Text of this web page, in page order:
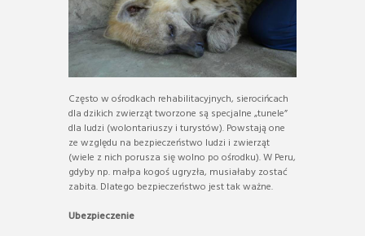
Często w ośrodkach rehabilitacyjnych, sierocińcach
dla dzikich zwierząt tworzone są specjalne „tunele”
dla ludzi (wolontariuszy i turystów). Powstają one
ze względu na bezpieczeństwo ludzi i zwierząt
(wiele z nich porusza się wolno po ośrodku). W Peru,
gdyby np. małpa kogoś ugryzła, musiałaby zostać
zabita. Dlatego bezpieczeństwo jest tak ważne.
Ubezpieczenie